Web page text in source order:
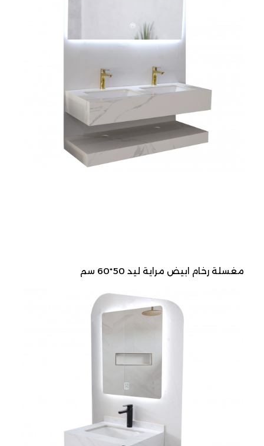
مغسلة رخام ابيض مراية ليد 50*60 سم